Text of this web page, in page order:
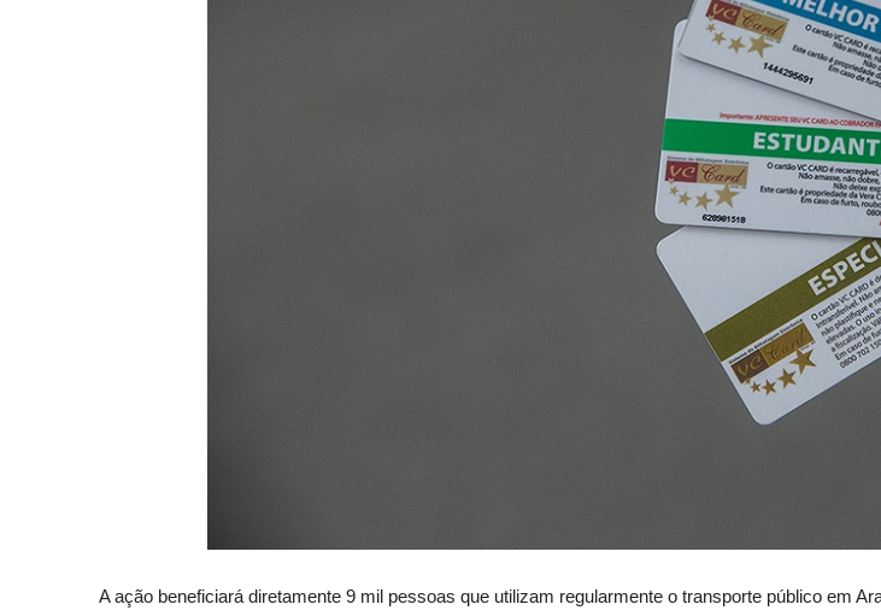
A ação beneficiará diretamente 9 mil pessoas que utilizam regularmente o transporte público em